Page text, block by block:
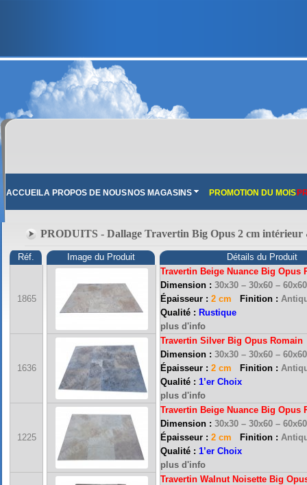
ACCUEILA PROPOS DE NOUS NOS MAGASINS PROMOTION DU MOIS
PRODUITS - Dallage Travertin Big Opus 2 cm
Réf. Image du Produit Détails du Produit
1865
Travertin Beige Nuance Big Opus
Dimension : 30x30 – 30x60 –
Épaisseur : 2 cm Finition :
Qualité : Rustique
plus d'info
1636
Travertin Silver Big Opus Romain
Dimension : 30x30 – 30x60 –
Épaisseur : 2 cm Finition :
Qualité : 1’er Choix
plus d'info
1225
Travertin Beige Nuance Big Opus
Dimension : 30x30 – 30x60 –
Épaisseur : 2 cm Finition :
Qualité : 1’er Choix
plus d'info
Travertin Walnut Noisette Big